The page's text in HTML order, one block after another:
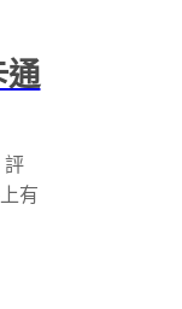
通
評
有